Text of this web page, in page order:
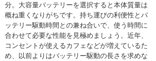
分。大容量バッテリーを選択すると本体質量は
概ね重くなりがちです。持ち運びの利便性とバ
ッテリー駆動時間との兼ね合いで、使う時間に
合わせて必要な性能を見極めましょう。近年、
コンセントが使えるカフェなどが増えているた
め、以前よりはバッテリー駆動の長さを求めな